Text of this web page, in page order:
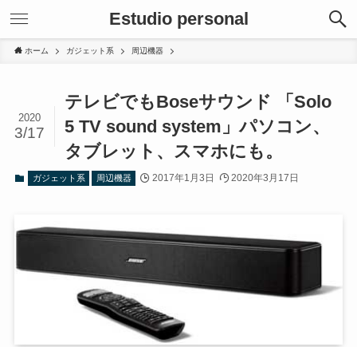
Estudio personal
ホーム ガジェット系 周辺機器
テレビでもBoseサウンド 「Solo
5 TV sound system」パソコン、
タブレット、スマホにも。
2020
3/17
ガジェット系 周辺機器 2017年1月3日 2020年3月17日